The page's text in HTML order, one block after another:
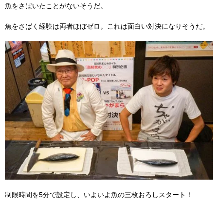
魚をさばいたことがないそうだ。
魚をさばく経験は両者ほぼゼロ。これは面白い対決になりそうだ。
制限時間を5分で設定し、いよいよ魚の三枚おろしスタート！